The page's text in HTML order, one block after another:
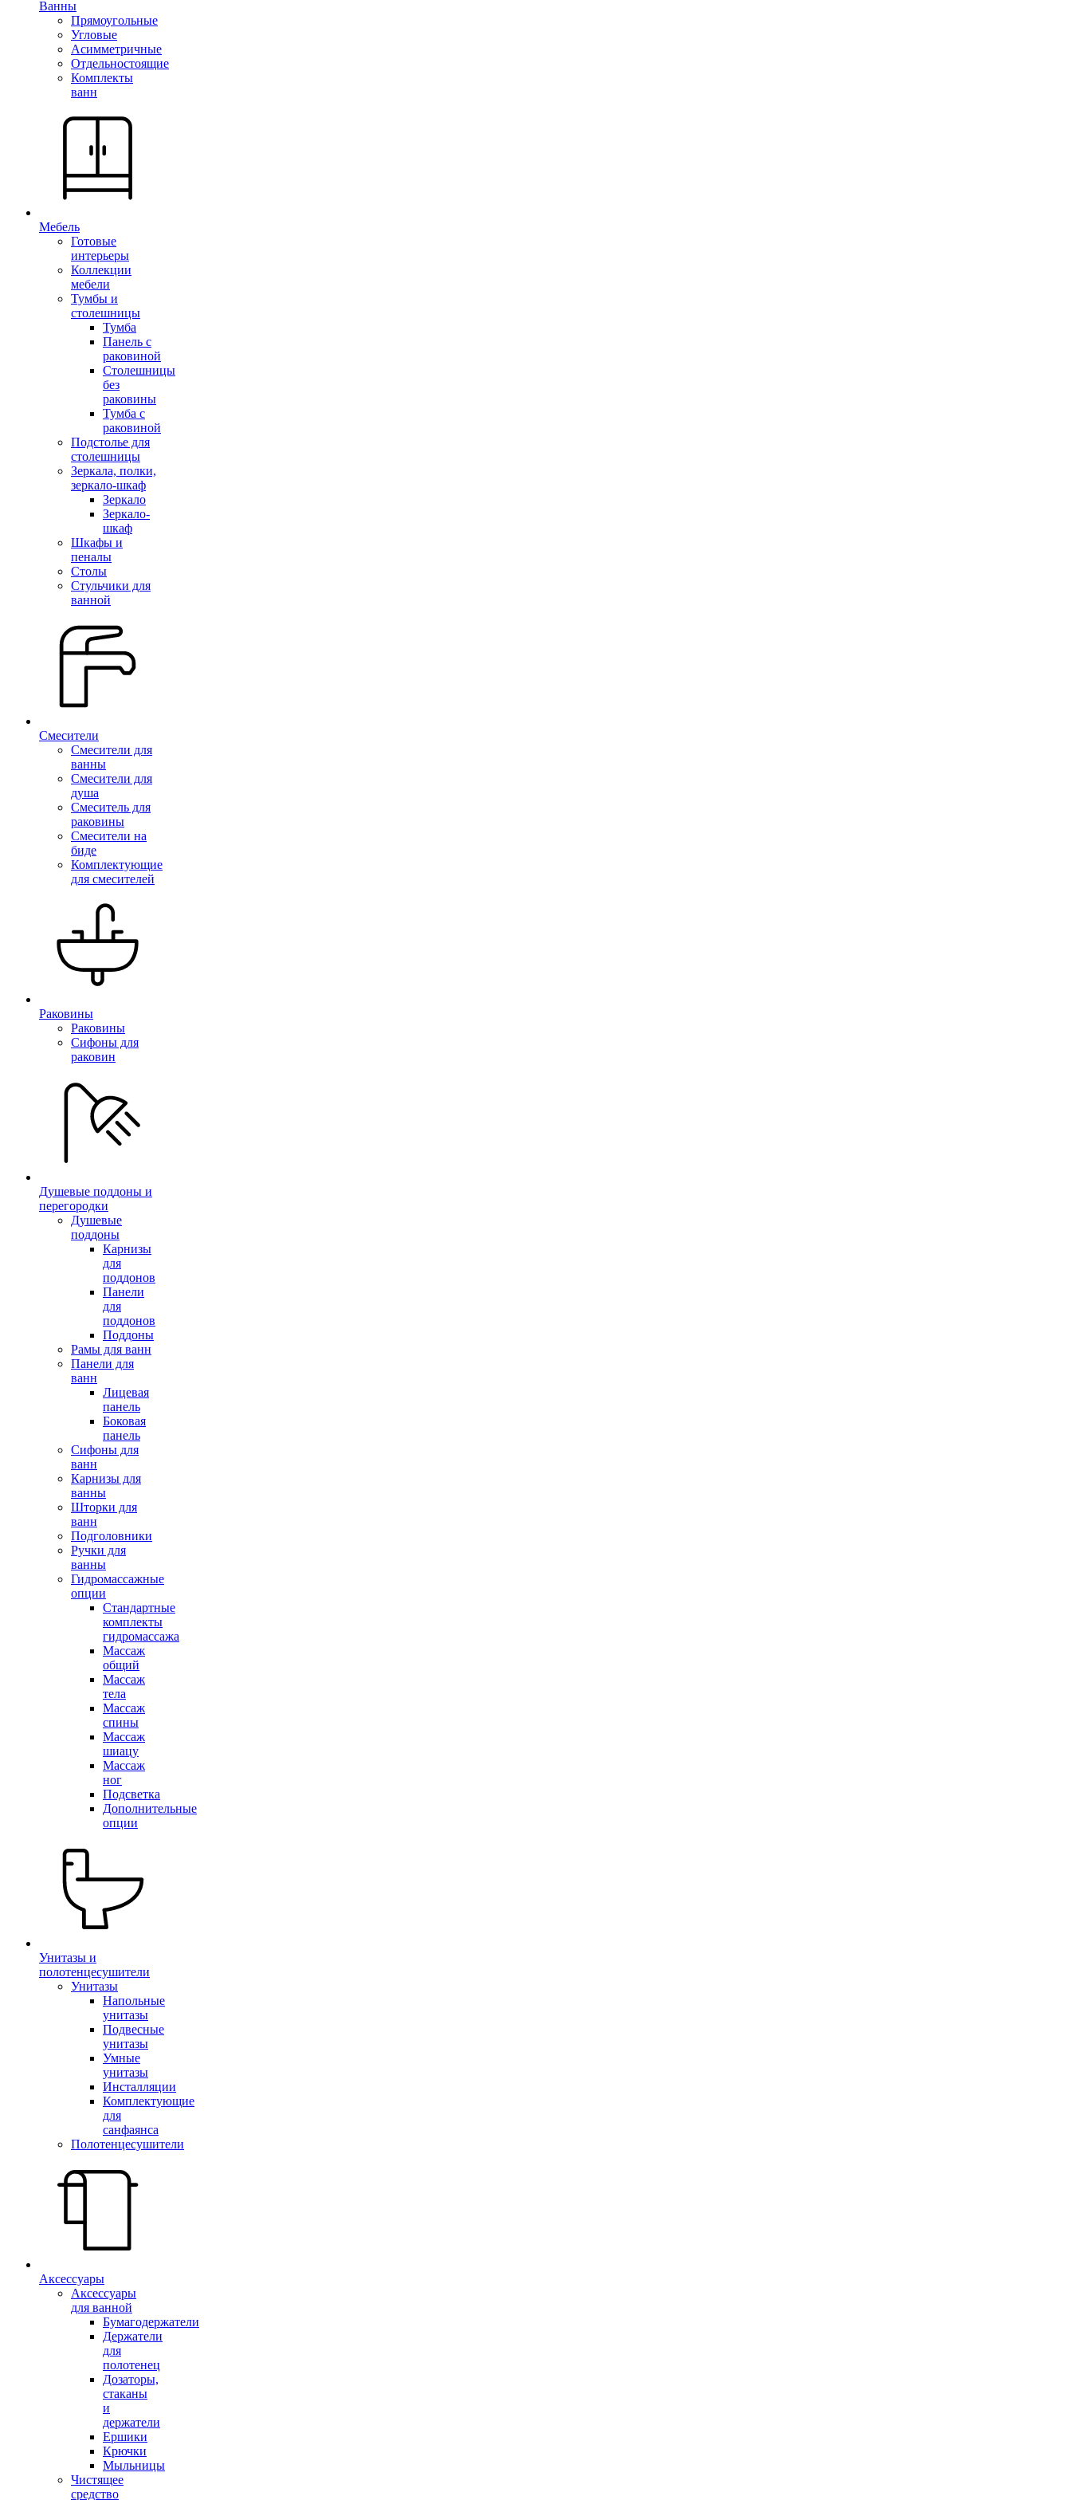
Ванны
Прямоугольные
Угловые
Асимметричные
Отдельностоящие
Комплекты
ванн
Мебель
Готовые
интерьеры
Коллекции
мебели
Тумбы и
столешницы
Тумба
Панель с
раковиной
Столешницы
без
раковины
Тумба с
раковиной
Подстолье для
столешницы
Зеркала, полки,
зеркало-шкаф
Зеркало
Зеркало-
шкаф
Шкафы и
пеналы
Столы
Стульчики для
ванной
Смесители
Смесители для
ванны
Смесители для
душа
Смеситель для
раковины
Смесители на
биде
Комплектующие
для смесителей
Раковины
Раковины
Сифоны для
раковин
Душевые поддоны и
перегородки
Душевые
поддоны
Карнизы
для
поддонов
Панели
для
поддонов
Поддоны
Рамы для ванн
Панели для
ванн
Лицевая
панель
Боковая
панель
Сифоны для
ванн
Карнизы для
ванны
Шторки для
ванн
Подголовники
Ручки для
ванны
Гидромассажные
опции
Стандартные
комплекты
гидромассажа
Массаж
общий
Массаж
тела
Массаж
спины
Массаж
шиацу
Массаж
ног
Подсветка
Дополнительные
опции
Унитазы и
полотенцесушители
Унитазы
Напольные
унитазы
Подвесные
унитазы
Умные
унитазы
Инсталляции
Комплектующие
для
санфаянса
Полотенцесушители
Аксессуары
Аксессуары
для ванной
Бумагодержатели
Держатели
для
полотенец
Дозаторы,
стаканы
и
держатели
Ершики
Крючки
Мыльницы
Чистящее
средство